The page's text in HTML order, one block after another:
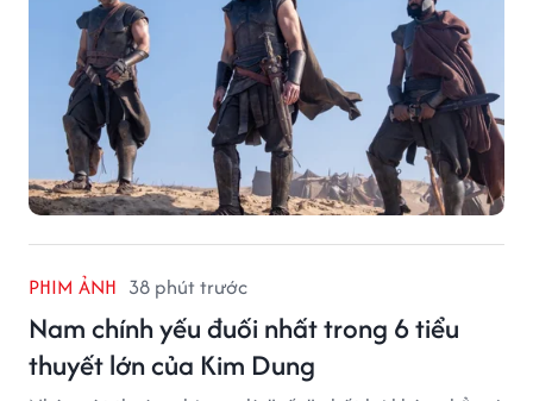
PHIM ẢNH 38 phút trước
Nam chính yếu đuối nhất trong 6 tiểu
thuyết lớn của Kim Dung